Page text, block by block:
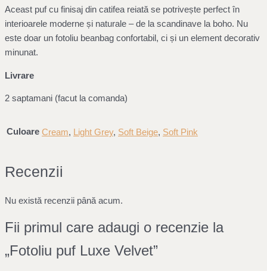
Aceast puf cu finisaj din catifea reiată se potrivește perfect în
interioarele moderne și naturale – de la scandinave la boho. Nu
este doar un fotoliu beanbag confortabil, ci și un element decorativ
minunat.
Livrare
2 saptamani (facut la comanda)
Culoare Cream, Light Grey, Soft Beige, Soft Pink
Recenzii
Nu există recenzii până acum.
Fii primul care adaugi o recenzie la
„Fotoliu puf Luxe Velvet”